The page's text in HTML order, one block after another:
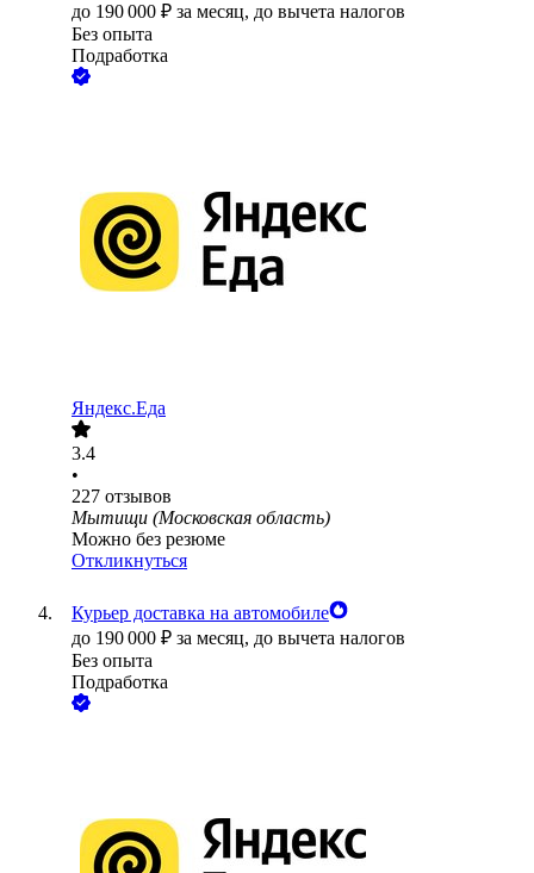
до 190 000 ₽ за месяц, до вычета налогов
Без опыта
Подработка
Яндекс.Еда
3.4
•
227 отзывов
Мытищи (Московская область)
Можно без резюме
Откликнуться
Курьер доставка на автомобиле
до 190 000 ₽ за месяц, до вычета налогов
Без опыта
Подработка